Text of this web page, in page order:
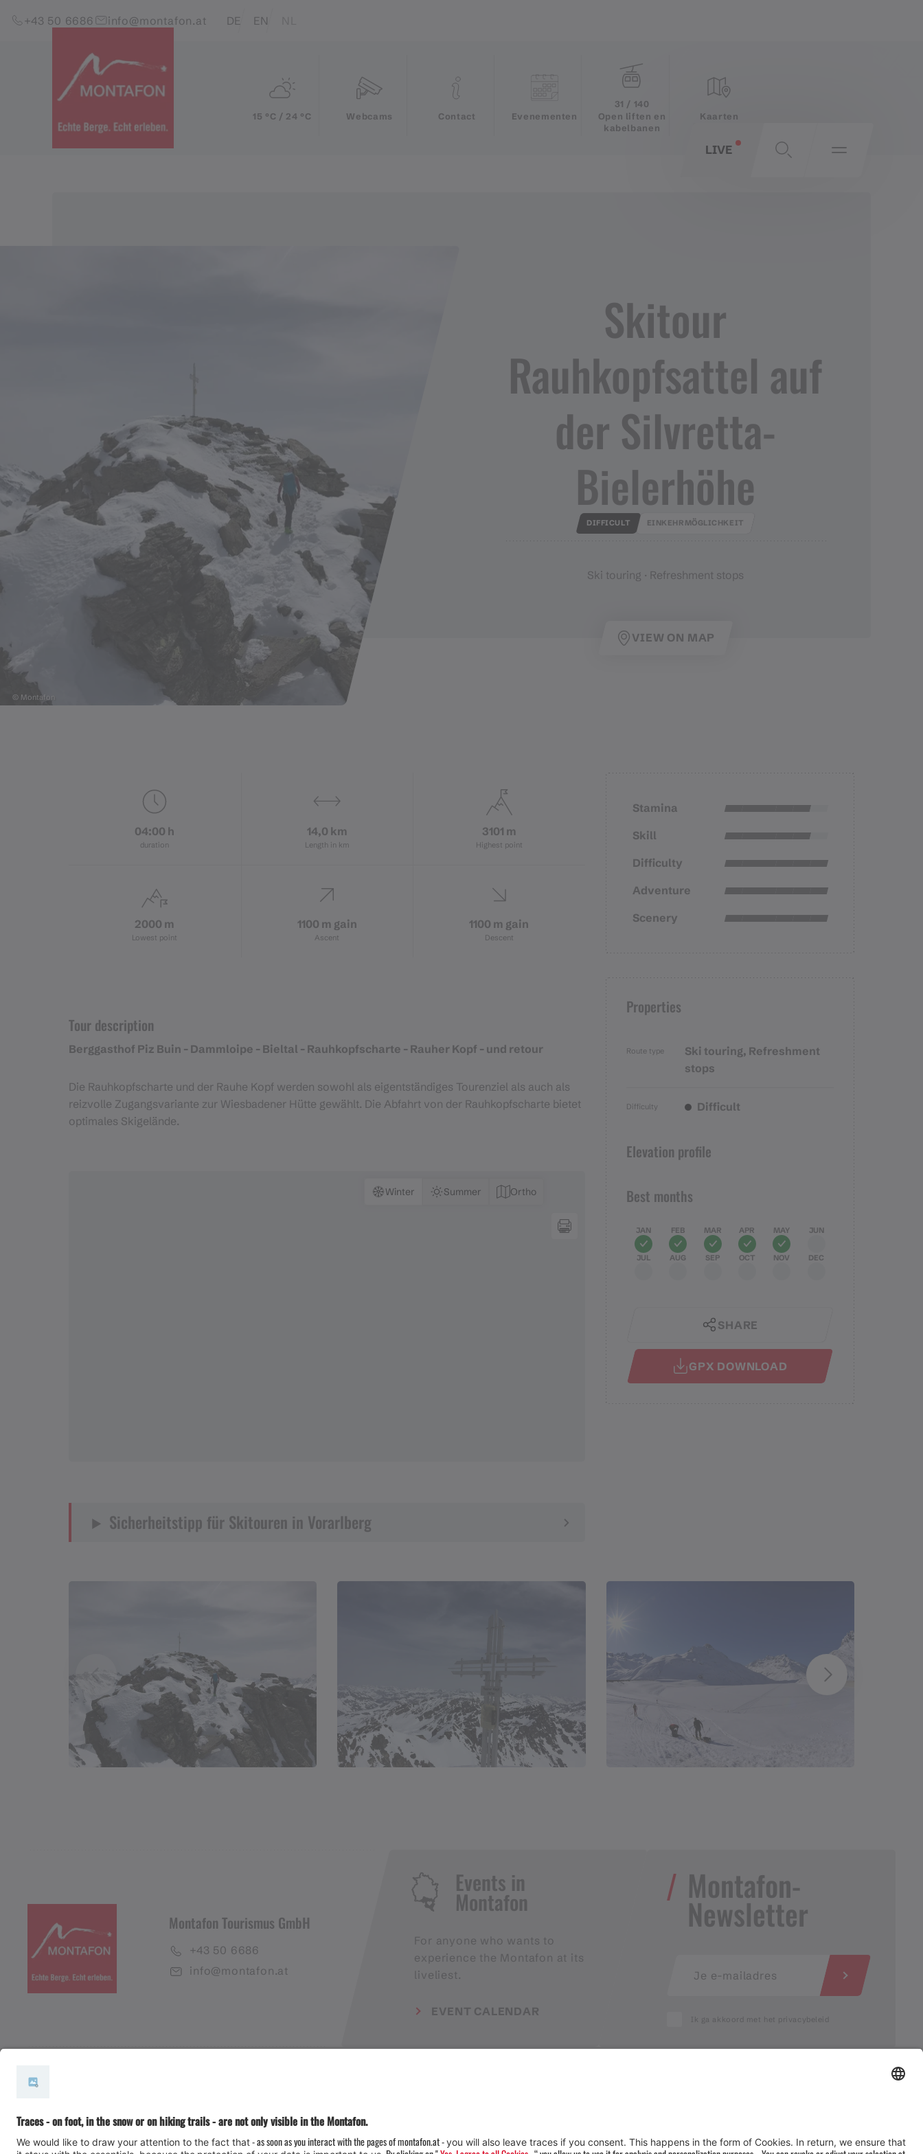
+43 50 6686
info@montafon.at Translations of this page
DE EN
LIVE
15 °C / 24 °C Webcams Contact Evenementen
31 / 140
Open liften en
kabelbanen
Kaarten
© Montafon
Skitour
Rauhkopfsattel auf
der Silvretta​-​
Bielerhöhe
DIFFICULT EINKEHRMÖGLICHKEIT
Ski touring · Refreshment stops
VIEW ON MAP
04:00 h
duration
14,0 km
Length in km
3101 m
Highest point
2000 m
Lowest point
1100 m gain
Ascent
1100 m gain
Descent
Stamina
Skill
Difficulty
Adventure
Scenery
Tour description
Berggasthof Piz Buin - Dammloipe - Bieltal - Rauhkopfscharte - Rauher Kopf - und retour
Die Rauhkopfscharte und der Rauhe Kopf werden sowohl als eigentständiges Tourenziel als auch als
reizvolle Zugangsvariante zur Wiesbadener Hütte gewählt. Die Abfahrt von der Rauhkopfscharte bietet
optimales Skigelände.
Winter Summer Ortho
Sicherheitstipp für Skitouren in Vorarlberg
Properties
Route type
Ski touring, Refreshment
stops
Difficulty Difficult
Elevation profile
Best months
JAN FEB MAR APR MAY JUN
JUL AUG SEP OCT NOV DEC
SHARE
GPX DOWNLOAD
#meinmontafon
Events in
Montafon
For anyone who wants to
experience the Montafon at its
liveliest.
EVENT CALENDAR
Montafon-
Newsletter
Ik ga akkoord met het privacybeleid
Montafon Tourismus GmbH
+43 50 6686
info@montafon.at
Weather
Contact & Team Press